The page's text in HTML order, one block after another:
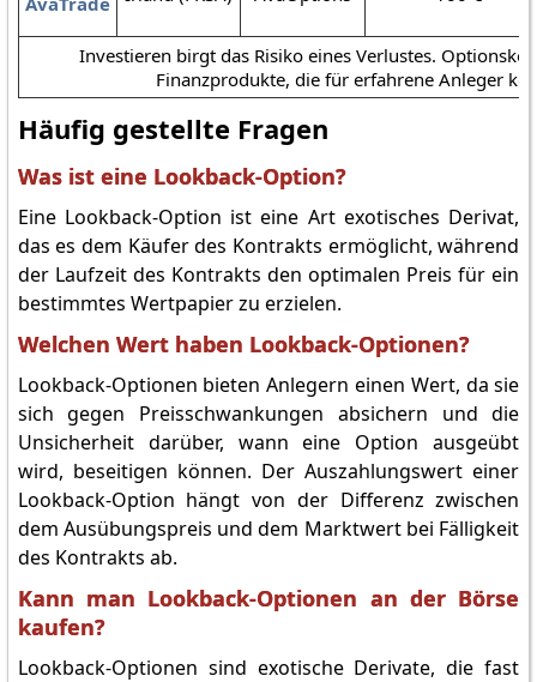
Investieren birgt das Risiko eines Verlustes.
Finanzprodukte, die für erfahrene Anleger
Häufig gestellte Fragen
Was ist eine Lookback-Option?
Eine Lookback-Option ist eine Art exotisches Derivat,
das es dem Käufer des Kontrakts ermöglicht, während
der Laufzeit des Kontrakts den optimalen Preis für ein
bestimmtes Wertpapier zu erzielen.
Welchen Wert haben Lookback-Optionen?
Lookback-Optionen bieten Anlegern einen Wert, da sie
sich gegen Preisschwankungen absichern und die
Unsicherheit darüber, wann eine Option ausgeübt
wird, beseitigen können. Der Auszahlungswert einer
Lookback-Option hängt von der Differenz zwischen
dem Ausübungspreis und dem Marktwert bei Fälligkeit
des Kontrakts ab.
Kann man Lookback-Optionen an der Börse
kaufen?
Lookback-Optionen sind exotische Derivate, die fast